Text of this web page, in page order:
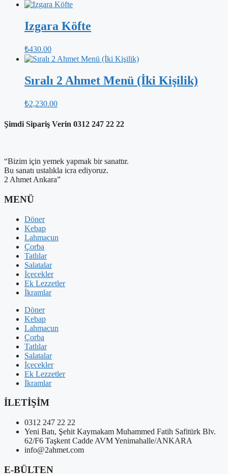
Izgara Köfte
₺430.00
Sıralı 2 Ahmet Menü (İki Kişilik)
₺2,230.00
Şimdi Sipariş Verin 0312 247 22 22
“Bizim için yemek yapmak bir sanattır.
Bu sanatı ustalıkla icra ediyoruz.
2 Ahmet Ankara”
MENÜ
Döner
Kebap
Lahmacun
Çorba
Tatlılar
Salatalar
İçecekler
Ek Lezzetler
İkramlar
Döner
Kebap
Lahmacun
Çorba
Tatlılar
Salatalar
İçecekler
Ek Lezzetler
İkramlar
İLETİŞİM
0312 247 22 22
Yeni Batı, Şehit Kaymakam Muhammed Fatih Safitürk Blv.
62/F6 Taşkent Cadde AVM Yenimahalle/ANKARA
info@2ahmet.com
E-BÜLTEN